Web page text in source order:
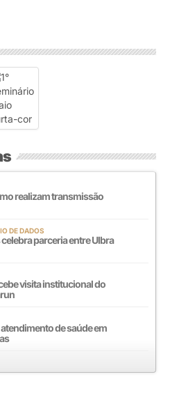
realizam transmissão
DE DADOS
parceria entre Ulbra
visita institucional do
de saúde em